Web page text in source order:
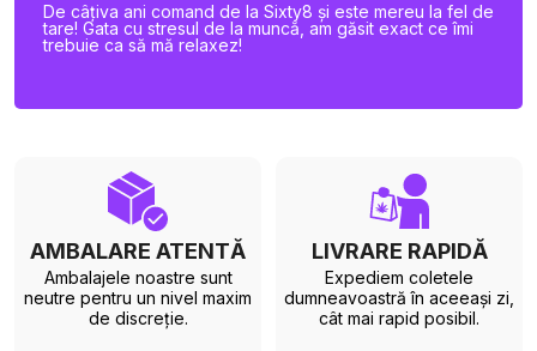
De câțiva ani comand de la Sixty8 și este mereu la fel de
tare! Gata cu stresul de la muncă, am găsit exact ce îmi
trebuie ca să mă relaxez!
AMBALARE ATENTĂ
Ambalajele noastre sunt
neutre pentru un nivel maxim
de discreție.
LIVRARE RAPIDĂ
Expediem coletele
dumneavoastră în aceeași zi,
cât mai rapid posibil.